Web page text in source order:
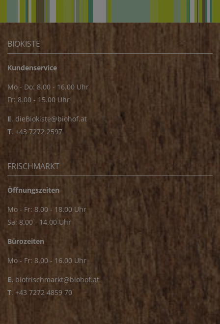
BIOKISTE
Kundenservice
Mo - Do: 8.00 - 16.00 Uhr
Fr: 8.00 - 15.00 Uhr
E. dieBiokiste@biohof.at
T. +43 7272 2597
FRISCHMARKT
Öffnungszeiten
Mo - Fr: 8.00 - 18.00 Uhr
Sa: 8.00 - 14.00 Uhr
Bürozeiten
Mo - Fr: 8.00 - 16.00 Uhr
E. biofrischmarkt@biohof.at
T. +43 7272 4859 70